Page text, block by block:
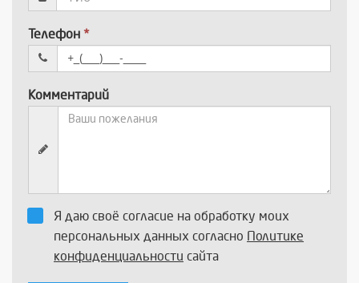
Телефон *
Комментарий
Я даю своё согласие на обработку моих
персональных данных согласно Политике
конфиденциальности сайта